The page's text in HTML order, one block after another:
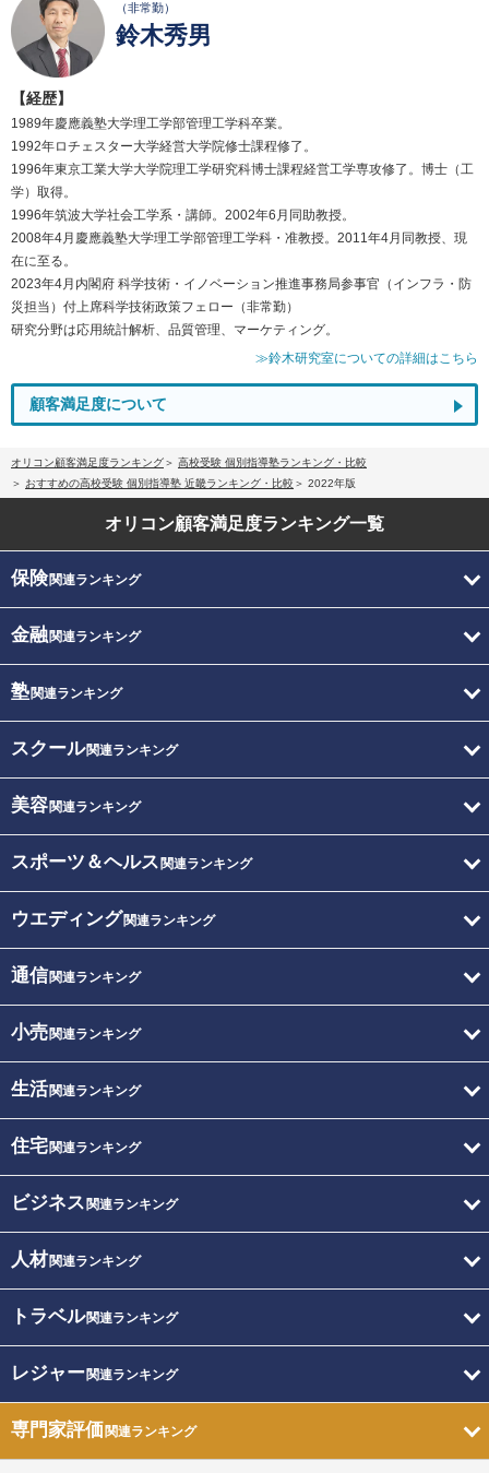
（非常勤）
鈴木秀男
【経歴】
1989年慶應義塾大学理工学部管理工学科卒業。
1992年ロチェスター大学経営大学院修士課程修了。
1996年東京工業大学大学院理工学研究科博士課程経営工学専攻修了。博士（工
学）取得。
1996年筑波大学社会工学系・講師。2002年6月同助教授。
2008年4月慶應義塾大学理工学部管理工学科・准教授。2011年4月同教授、現
在に至る。
2023年4月内閣府 科学技術・イノベーション推進事務局参事官（インフラ・防
災担当）付上席科学技術政策フェロー（非常勤）
研究分野は応用統計解析、品質管理、マーケティング。
≫鈴木研究室についての詳細はこちら
顧客満足度について
オリコン顧客満足度ランキング
高校受験 個別指導塾ランキング・比較
おすすめの高校受験 個別指導塾 近畿ランキング・比較
2022年版
オリコン顧客満足度ランキング一覧
保険関連ランキング
金融関連ランキング
塾関連ランキング
スクール関連ランキング
美容関連ランキング
スポーツ＆ヘルス 関連ランキング
ウエディング関連ランキング
通信関連ランキング
小売関連ランキング
生活関連ランキング
住宅関連ランキング
ビジネス 関連ランキング
人材関連ランキング
トラベル関連ランキング
レジャー関連ランキング
専門家評価関連ランキング